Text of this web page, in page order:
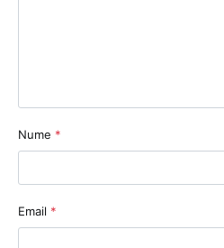
Nume *
Email *